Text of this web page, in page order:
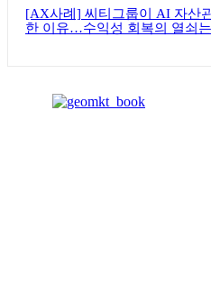
[AX사례] 씨티그룹이 AI 자산
한 이유…수익성 회복의 열쇠